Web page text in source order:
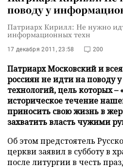
поводу у
Патриарх Кирилл: Не нужно
информационных техн
17 декабря 2011, 23:58 200
Патриарх Московский и
россиян не идти на поводу
технологий, цель которых –
историческое течение
приносить свою жизнь в
захватить власть чужими
Об этом предстоятель
церкви заявил в субботу в
после литургии в честь